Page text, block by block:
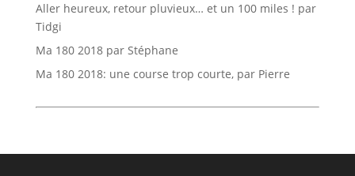
Aller heureux, retour pluvieux… et un 100 miles ! par
Tidgi
Ma 180 2018 par Stéphane
Ma 180 2018: une course trop courte, par Pierre